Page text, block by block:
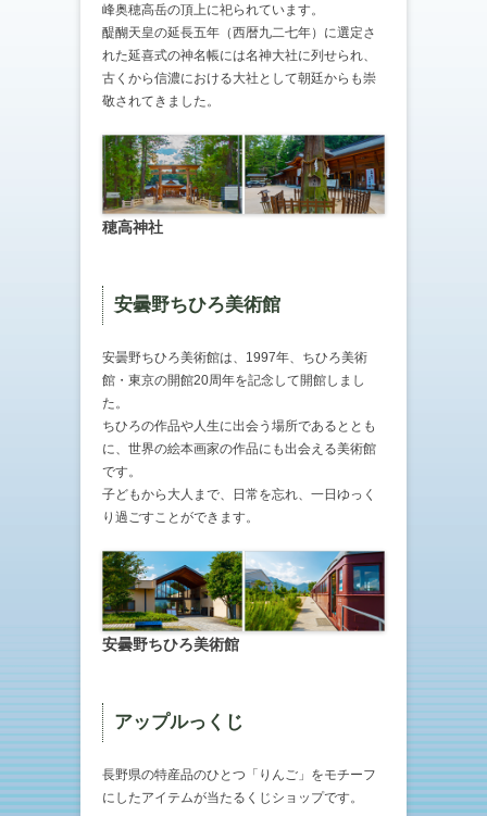
峰奥穂高岳の頂上に祀られています。
醍醐天皇の延長五年（西暦九二七年）に選定さ
れた延喜式の神名帳には名神大社に列せられ、
古くから信濃における大社として朝廷からも崇
敬されてきました。
穂高神社
安曇野ちひろ美術館
安曇野ちひろ美術館は、1997年、ちひろ美術
館・東京の開館20周年を記念して開館しまし
た。
ちひろの作品や人生に出会う場所であるととも
に、世界の絵本画家の作品にも出会える美術館
です。
子どもから大人まで、日常を忘れ、一日ゆっく
り過ごすことができます。
安曇野ちひろ美術館
アップルっくじ
長野県の特産品のひとつ「りんご」をモチーフ
にしたアイテムが当たるくじショップです。